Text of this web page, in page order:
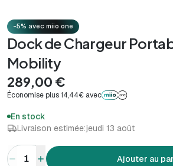
-5% avec miio one
Dock de Chargeur
Mobility
289,00 €
Économise plus 14,44€ avec
En stock
Livraison estimée:jeudi 13 août
1 Ajouter au